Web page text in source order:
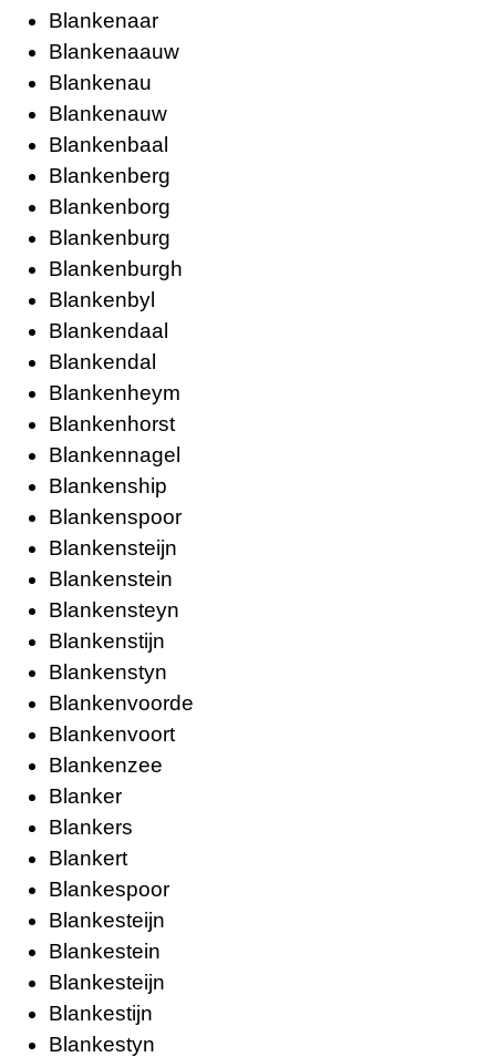
Blankenaar
Blankenaauw
Blankenau
Blankenauw
Blankenbaal
Blankenberg
Blankenborg
Blankenburg
Blankenburgh
Blankenbyl
Blankendaal
Blankendal
Blankenheym
Blankenhorst
Blankennagel
Blankenship
Blankenspoor
Blankensteijn
Blankenstein
Blankensteyn
Blankenstijn
Blankenstyn
Blankenvoorde
Blankenvoort
Blankenzee
Blanker
Blankers
Blankert
Blankespoor
Blankesteijn
Blankestein
Blankesteijn
Blankestijn
Blankestyn